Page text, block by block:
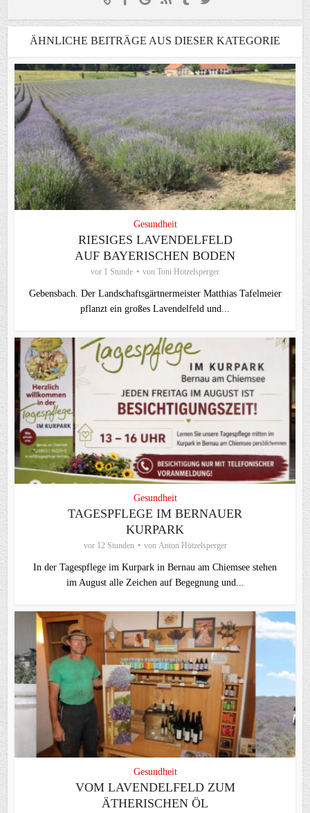
ÄHNLICHE BEITRÄGE AUS DIESER KATEGORIE
Gesundheit
RIESIGES LAVENDELFELD
AUF BAYERISCHEN BODEN
vor 1 Stunde von Toni Hötzelsperger
Gebensbach. Der Landschaftsgärtnermeister Matthias Tafelmeier
pflanzt ein großes Lavendelfeld und...
Gesundheit
TAGESPFLEGE IM BERNAUER
KURPARK
vor 12 Stunden von Anton Hötzelsperger
In der Tagespflege im Kurpark in Bernau am Chiemsee stehen
im August alle Zeichen auf Begegnung und...
Gesundheit
VOM LAVENDELFELD ZUM
ÄTHERISCHEN ÖL